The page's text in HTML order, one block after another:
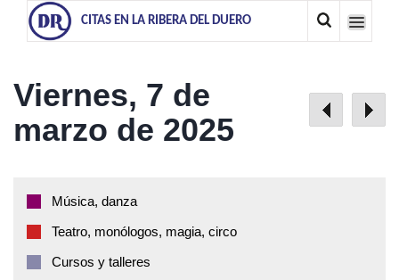
CITAS EN LA RIBERA DEL DUERO
Viernes, 7 de
marzo de 2025
Música, danza
Teatro, monólogos, magia, circo
Cursos y talleres